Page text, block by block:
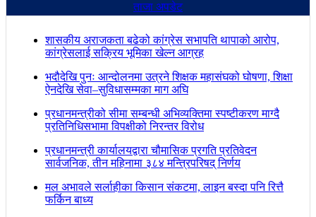
ताजा अपडेट
शासकीय अराजकता बढेको कांग्रेस सभापति थापाको आरोप,
कांग्रेसलाई सक्रिय भूमिका खेल्न आग्रह
भदौदेखि पुनः आन्दोलनमा उत्रने शिक्षक महासंघको घोषणा, शिक्षा
ऐनदेखि सेवा–सुविधासम्मका माग अघि
प्रधानमन्त्रीको सीमा सम्बन्धी अभिव्यक्तिमा स्पष्टीकरण माग्दै
प्रतिनिधिसभामा विपक्षीको निरन्तर विरोध
प्रधानमन्त्री कार्यालयद्वारा चौमासिक प्रगति प्रतिवेदन
सार्वजनिक, तीन महिनामा ३८४ मन्त्रिपरिषद् निर्णय
मल अभावले सर्लाहीका किसान संकटमा, लाइन बस्दा पनि रित्तै
फर्किन बाध्य